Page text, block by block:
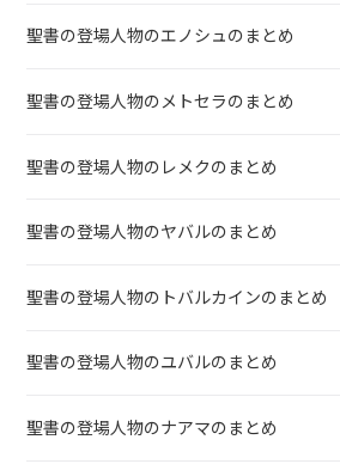
聖書の登場人物のエノシュのまとめ
聖書の登場人物のメトセラのまとめ
聖書の登場人物のレメクのまとめ
聖書の登場人物のヤバルのまとめ
聖書の登場人物のトバルカインのまとめ
聖書の登場人物のユバルのまとめ
聖書の登場人物のナアマのまとめ